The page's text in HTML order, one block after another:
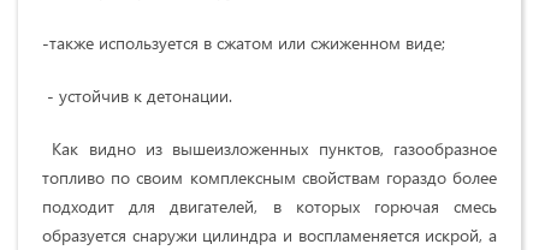
-также используется в сжатом или сжиженном виде;
- устойчив к детонации.
Как видно из вышеизложенных пунктов, газообразное
топливо по своим комплексным свойствам гораздо более
подходит для двигателей, в которых горючая смесь
образуется снаружи цилиндра и воспламеняется искрой, а